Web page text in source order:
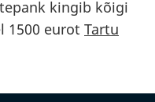
kingib kõigi
1500 eurot Tartu